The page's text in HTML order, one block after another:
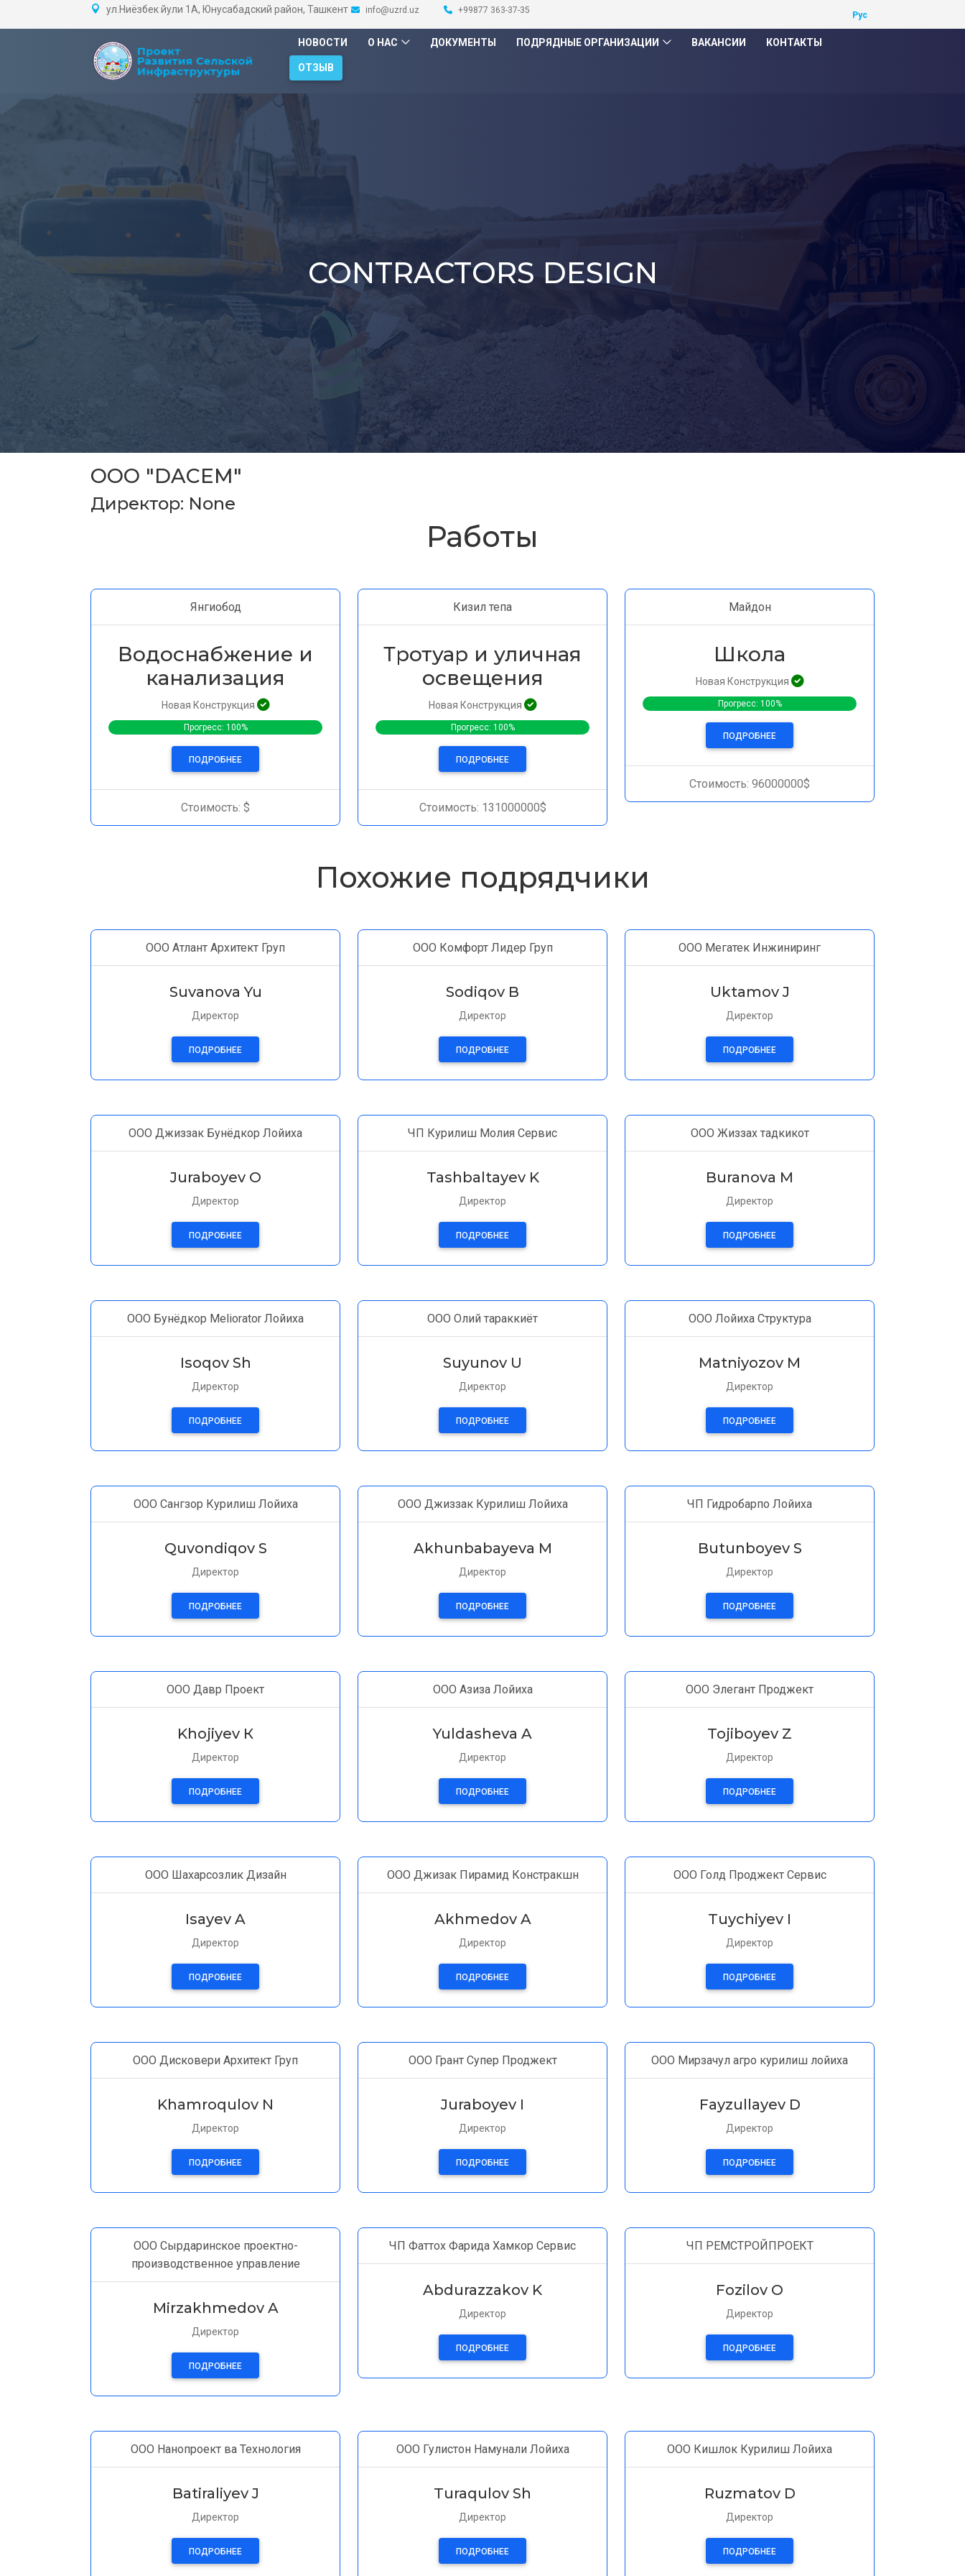
ул.Ниёзбек йули 1А, Юнусабадский район, Ташкент info@uzrd.uz +99877 363-37-35
НОВОСТИ О НАС ДОКУМЕНТЫ ПОДРЯДНЫЕ ОРГАНИЗАЦИИ ВАКАНСИИ КОНТАКТЫ
ОТЗЫВ
CONTRACTORS DESIGN
ООО "DACEM"
Директор: None
Работы
Янгиобод
Водоснабжение и
канализация
Новая Конструкция
Прогресс: 100%
ПОДРОБНЕЕ
Стоимость: $
Кизил тепа
Тротуар и уличная
освещения
Новая Конструкция
Прогресс: 100%
ПОДРОБНЕЕ
Стоимость: 131000000$
Майдон
Школа
Новая Конструкция
Прогресс: 100%
ПОДРОБНЕЕ
Стоимость: 96000000$
Похожие подрядчики
ООО Атлант Архитект Груп
Suvanova Yu
Директор
ПОДРОБНЕЕ
ООО Комфорт Лидер Груп
Sodiqov B
Директор
ПОДРОБНЕЕ
ООО Мегатек Инжиниринг
Uktamov J
Директор
ПОДРОБНЕЕ
ООО Джиззак Бунёдкор Лойиха
Juraboyev O
Директор
ПОДРОБНЕЕ
ЧП Курилиш Молия Сервис
Tashbaltayev K
Директор
ПОДРОБНЕЕ
ООО Жиззах тадкикот
Buranova M
Директор
ПОДРОБНЕЕ
ООО Бунёдкор Meliorator Лойиха
Isoqov Sh
Директор
ПОДРОБНЕЕ
ООО Олий тараккиёт
Suyunov U
Директор
ПОДРОБНЕЕ
ООО Лойиха Структура
Matniyozov M
Директор
ПОДРОБНЕЕ
ООО Сангзор Курилиш Лойиха
Quvondiqov S
Директор
ПОДРОБНЕЕ
ООО Джиззак Курилиш Лойиха
Akhunbabayeva M
Директор
ПОДРОБНЕЕ
ЧП Гидробарпо Лойиха
Butunboyev S
Директор
ПОДРОБНЕЕ
ООО Давр Проект
Khojiyev К
Директор
ПОДРОБНЕЕ
ООО Азиза Лойиха
Yuldasheva A
Директор
ПОДРОБНЕЕ
ООО Элегант Проджект
Tojiboyev Z
Директор
ПОДРОБНЕЕ
ООО Шахарсозлик Дизайн
Isayev A
Директор
ПОДРОБНЕЕ
ООО Джизак Пирамид Констракшн
Akhmedov A
Директор
ПОДРОБНЕЕ
ООО Голд Проджект Сервис
Tuychiyev I
Директор
ПОДРОБНЕЕ
ООО Дисковери Архитект Груп
Khamroqulov N
Директор
ПОДРОБНЕЕ
ООО Грант Супер Проджект
Juraboyev I
Директор
ПОДРОБНЕЕ
ООО Мирзачул агро курилиш лойиха
Fayzullayev D
Директор
ПОДРОБНЕЕ
ООО Сырдаринское проектно-
производственное управление
Mirzakhmedov A
Директор
ПОДРОБНЕЕ
ЧП Фаттох Фарида Хамкор Сервис
Abdurazzakov K
Директор
ПОДРОБНЕЕ
ЧП РЕМСТРОЙПРОЕКТ
Fozilov O
Директор
ПОДРОБНЕЕ
ООО Нанопроект ва Технология
Batiraliyev J
Директор
ПОДРОБНЕЕ
ООО Гулистон Намунали Лойиха
Turaqulov Sh
Директор
ПОДРОБНЕЕ
ООО Кишлок Курилиш Лойиха
Ruzmatov D
Директор
ПОДРОБНЕЕ